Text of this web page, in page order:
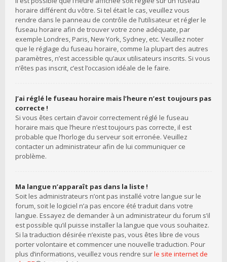
horaire différent du vôtre. Si tel était le cas, veuillez vous
rendre dans le panneau de contrôle de l’utilisateur et régler le
fuseau horaire afin de trouver votre zone adéquate, par
exemple Londres, Paris, New York, Sydney, etc. Veuillez noter
que le réglage du fuseau horaire, comme la plupart des autres
paramètres, n’est accessible qu’aux utilisateurs inscrits. Si vous
n’êtes pas inscrit, c’est l’occasion idéale de le faire.
J’ai réglé le fuseau horaire mais l’heure n’est toujours pas
correcte !
Si vous êtes certain d’avoir correctement réglé le fuseau
horaire mais que l’heure n’est toujours pas correcte, il est
probable que l’horloge du serveur soit erronée. Veuillez
contacter un administrateur afin de lui communiquer ce
problème.
Ma langue n’apparaît pas dans la liste !
Soit les administrateurs n’ont pas installé votre langue sur le
forum, soit le logiciel n’a pas encore été traduit dans votre
langue. Essayez de demander à un administrateur du forum s’il
est possible qu’il puisse installer la langue que vous souhaitez.
Si la traduction désirée n’existe pas, vous êtes libre de vous
porter volontaire et commencer une nouvelle traduction. Pour
plus d’informations, veuillez vous rendre surle site internet de